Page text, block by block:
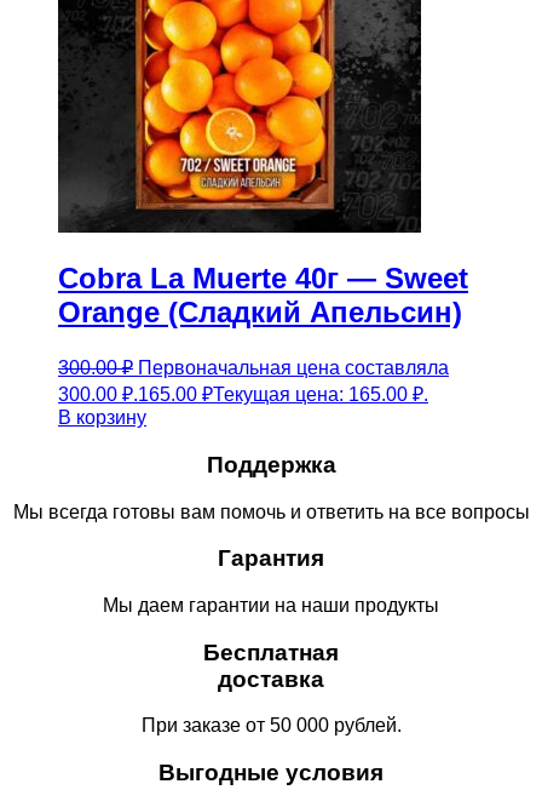
Cobra La Muerte 40г — Sweet
Orange (Сладкий Апельсин)
300.00₽ Первоначальная цена составляла
300.00 ₽.165.00 ₽Текущая цена: 165.00 ₽.
В корзину
Поддержка
Мы всегда готовы вам помочь и ответить на все вопросы
Гарантия
Мы даем гарантии на наши продукты
Бесплатная
доставка
При заказе от 50 000 рублей.
Выгодные условия